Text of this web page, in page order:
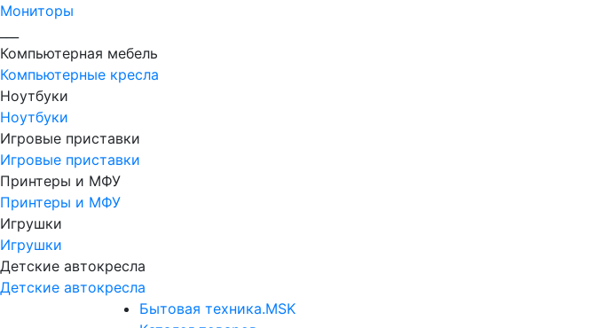
Мониторы
Компьютерная мебель
Компьютерные кресла
Ноутбуки
Ноутбуки
Игровые приставки
Игровые приставки
Принтеры и МФУ
Принтеры и МФУ
Игрушки
Игрушки
Детские автокресла
Детские автокресла
Бытовая техника.MSK